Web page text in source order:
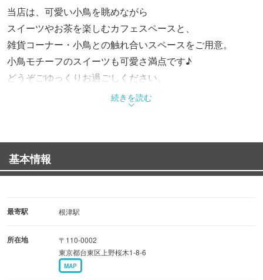
当店は、可愛い小鳥を眺めながら
スイーツやお茶を楽しむカフェスペースと、
雑貨コーナー・小鳥との触れ合いスペースをご用意。
小鳥モチーフのスイーツも可愛さ満点です♪
どうぞごゆっくりお過ごしください。
続きを読む
基本情報
最寄駅 根津駅
所在地
〒110-0002
東京都台東区上野桜木1-8-6
MAP